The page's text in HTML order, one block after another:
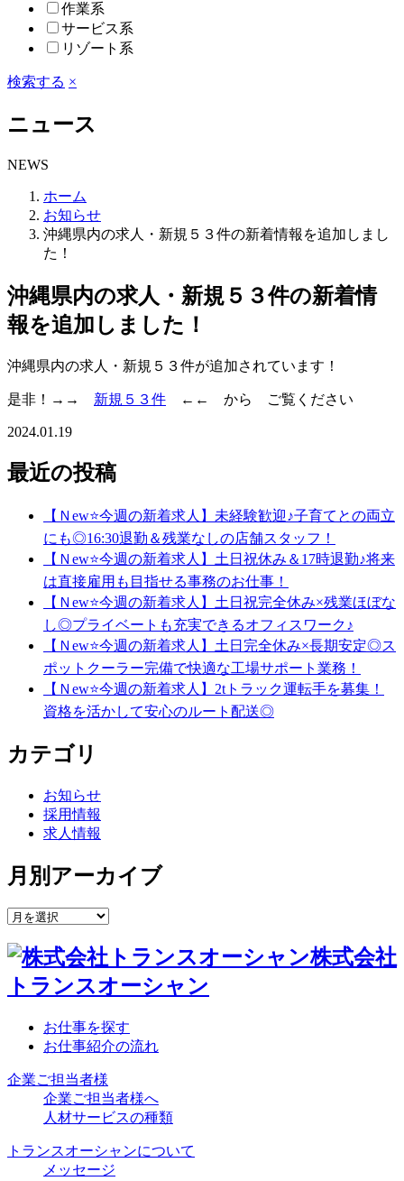
作業系
サービス系
リゾート系
検索する ×
ニュース
NEWS
ホーム
お知らせ
沖縄県内の求人・新規５３件の新着情報を追加しまし
た！
沖縄県内の求人・新規５３件の新着情
報を追加しました！
沖縄県内の求人・新規５３件が追加されています！
是非！→→ 新規５３件 ←← から ご覧ください
2024.01.19
最近の投稿
【Ｎew⭐今週の新着求人】未経験歓迎♪子育てとの両立
にも◎16:30退勤＆残業なしの店舗スタッフ！
【Ｎew⭐今週の新着求人】土日祝休み＆17時退勤♪将来
は直接雇用も目指せる事務のお仕事！
【Ｎew⭐今週の新着求人】土日祝完全休み×残業ほぼな
し◎プライベートも充実できるオフィスワーク♪
【Ｎew⭐今週の新着求人】土日完全休み×長期安定◎ス
ポットクーラー完備で快適な工場サポート業務！
【Ｎew⭐今週の新着求人】2tトラック運転手を募集！
資格を活かして安心のルート配送◎
カテゴリ
お知らせ
採用情報
求人情報
月別アーカイブ
株式会社
トランスオーシャン
お仕事を探す
お仕事紹介の流れ
企業ご担当者様
企業ご担当者様へ
人材サービスの種類
トランスオーシャンについて
メッセージ